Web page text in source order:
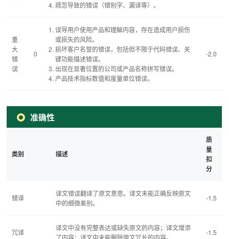
疏忽导致的错误（错别字、漏译等）。
重
大
错
误
0
误导用户使用产品和理解内容，存在造成用户损伤
或损失的风险。
损坏客户名誉的错误，包括但不限于代码错误、关
键功能描述错误。
出现在显著位置的公司或产品名称拼写错误。
产品技术指标数值和度量单位错误。
-2.0
准确性
类别 描述
质
量
扣
分
错译
译文错误翻译了原文意思。译文未能正确反映原文
中的细微差别。
-1.5
冗译
译文中没有完整表达或缺失原文的内容；译文增添
了内容；译文中未能删除原文冗长的内容。
-1.5